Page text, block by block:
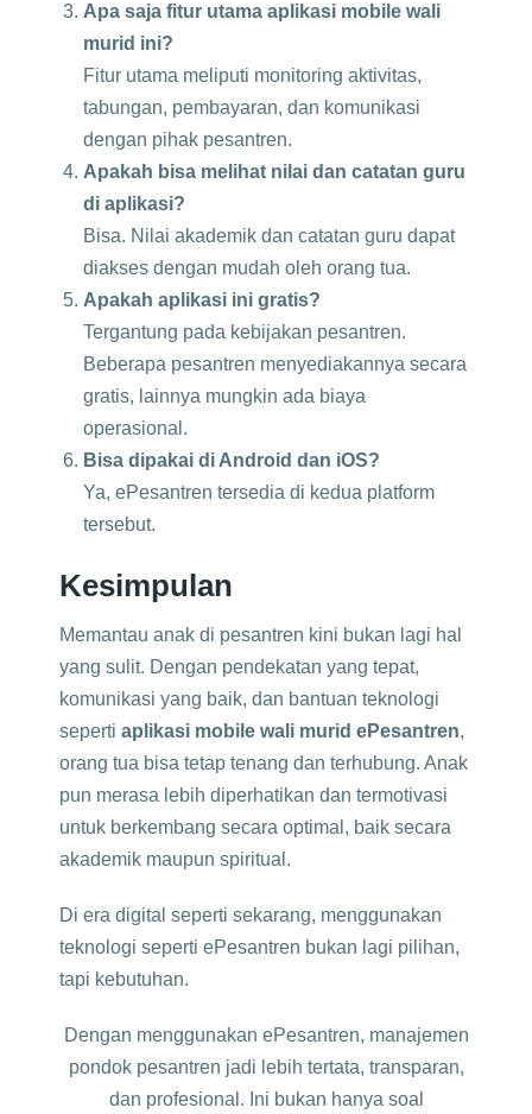
Apa saja fitur utama aplikasi mobile wali
murid ini?
Fitur utama meliputi monitoring aktivitas,
tabungan, pembayaran, dan komunikasi
dengan pihak pesantren.
Apakah bisa melihat nilai dan catatan guru
di aplikasi?
Bisa. Nilai akademik dan catatan guru dapat
diakses dengan mudah oleh orang tua.
Apakah aplikasi ini gratis?
Tergantung pada kebijakan pesantren.
Beberapa pesantren menyediakannya secara
gratis, lainnya mungkin ada biaya
operasional.
Bisa dipakai di Android dan iOS?
Ya, ePesantren tersedia di kedua platform
tersebut.
Kesimpulan
Memantau anak di pesantren kini bukan lagi hal
yang sulit. Dengan pendekatan yang tepat,
komunikasi yang baik, dan bantuan teknologi
seperti aplikasi mobile wali murid ePesantren,
orang tua bisa tetap tenang dan terhubung. Anak
pun merasa lebih diperhatikan dan termotivasi
untuk berkembang secara optimal, baik secara
akademik maupun spiritual.
Di era digital seperti sekarang, menggunakan
teknologi seperti ePesantren bukan lagi pilihan,
tapi kebutuhan.
Dengan menggunakan ePesantren, manajemen
pondok pesantren jadi lebih tertata, transparan,
dan profesional. Ini bukan hanya soal